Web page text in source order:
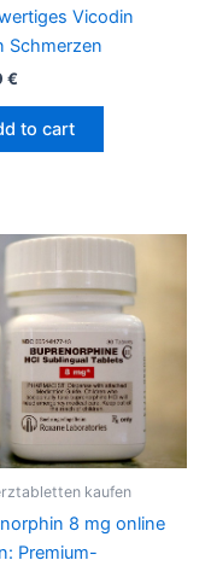
Vicodin
Schmerzen
€
to cart
kaufen
8 mg online
Premium-